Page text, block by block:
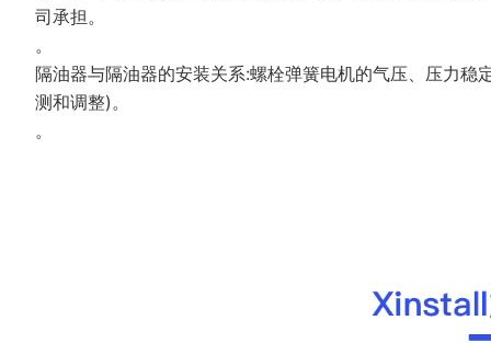
司承担。
。
隔油器与隔油器的安装关系:螺栓弹簧电机的气压、压力
测和调整)。
。